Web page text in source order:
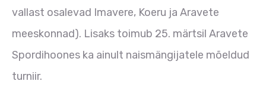
vallast osalevad Imavere, Koeru ja Aravete
meeskonnad). Lisaks toimub 25. märtsil Aravete
Spordihoones ka ainult naismängijatele mõeldud
turniir.